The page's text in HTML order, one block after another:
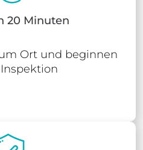
20 Minuten
Ort und beginnen